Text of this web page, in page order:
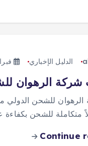
الدليل الإخباري فبراير 6,
الرهوان
الرهوان للشحن الدولي
متكاملة للشحن بكفاءة
Continue